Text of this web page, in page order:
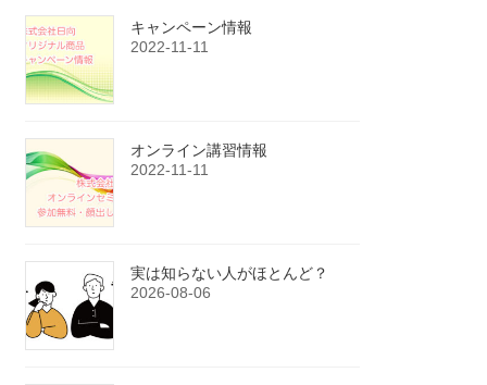
キャンペーン情報
2022-11-11
オンライン講習情報
2022-11-11
実は知らない人がほとんど？
2026-08-06